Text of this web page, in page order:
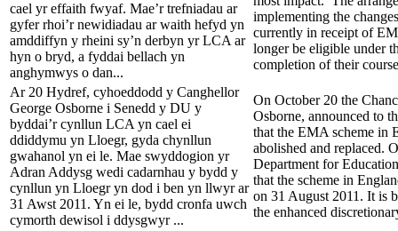
cael yr effaith fwyaf. Mae’r trefniadau ar
gyfer rhoi’r newidiadau ar waith hefyd yn
amddiffyn y rheini sy’n derbyn yr LCA ar
hyn o bryd, a fyddai bellach yn
anghymwys o dan...
implementing the
currently in receipt of
longer be eligible under
completion of their
Ar 20 Hydref, cyhoeddodd y Canghellor
George Osborne i Senedd y DU y
byddai’r cynllun LCA yn cael ei
ddiddymu yn Lloegr, gyda chynllun
gwahanol yn ei le. Mae swyddogion yr
Adran Addysg wedi cadarnhau y bydd y
cynllun yn Lloegr yn dod i ben yn llwyr ar
31 Awst 2011. Yn ei le, bydd cronfa uwch
cymorth dewisol i ddysgwyr ...
On October 20 the
Osborne, announced to
that the EMA scheme in
abolished and replaced.
Department for
that the scheme in
on 31 August 2011. It is
the enhanced